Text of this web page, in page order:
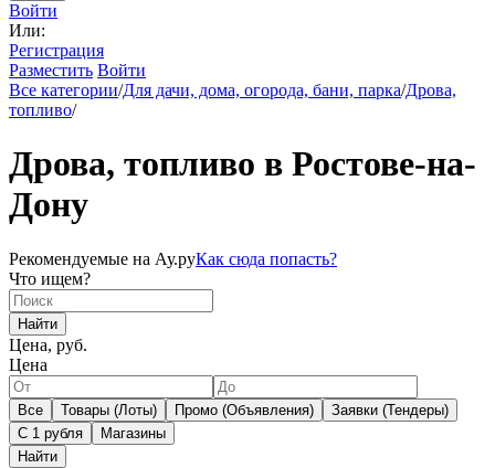
Войти
Или:
Регистрация
Разместить Войти
Все категории/Для дачи, дома, огорода, бани, парка/Дрова,
топливо/
Дрова, топливо в Ростове-на-
Дону
Рекомендуемые на Ау.руКак сюда попасть?
Что ищем?
Найти
Цена, руб.
Цена
Все Товары (Лоты) Промо (Объявления)
Заявки (Тендеры)
С 1 рубля
Магазины